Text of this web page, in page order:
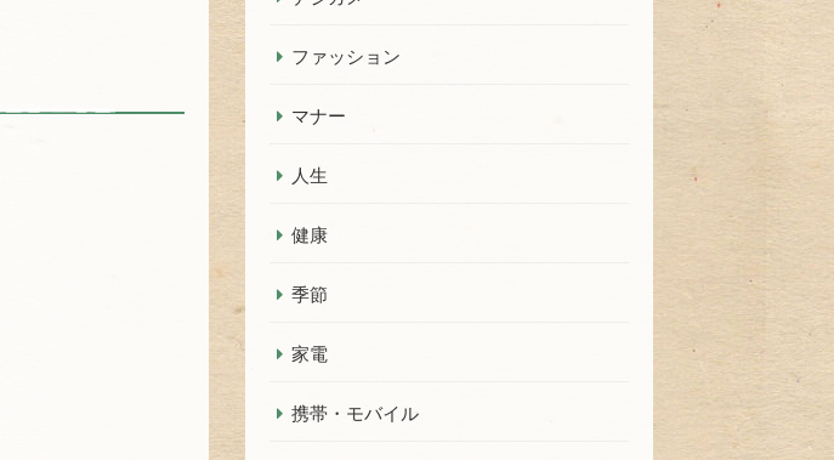
ファッション
マナー
人生
健康
季節
家電
携帯・モバイル